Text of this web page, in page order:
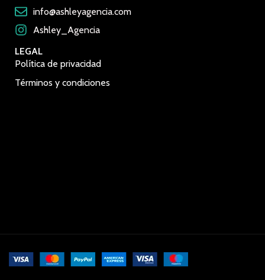
info@ashleyagencia.com
Ashley_Agencia
LEGAL
Política de privacidad
Términos y condiciones